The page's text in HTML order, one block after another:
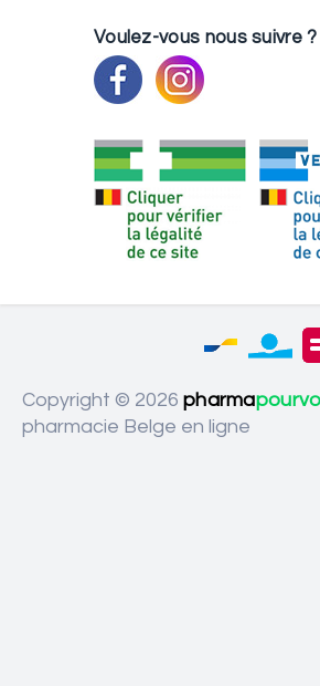
Voulez-vous nous suivre ?
Copyright © 2026 pharma
pharmacie Belge en ligne